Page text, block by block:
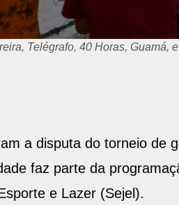
Telégrafo, 40 Horas, Guamá,
a disputa do torneio de
faz parte da
e Lazer (Sejel).